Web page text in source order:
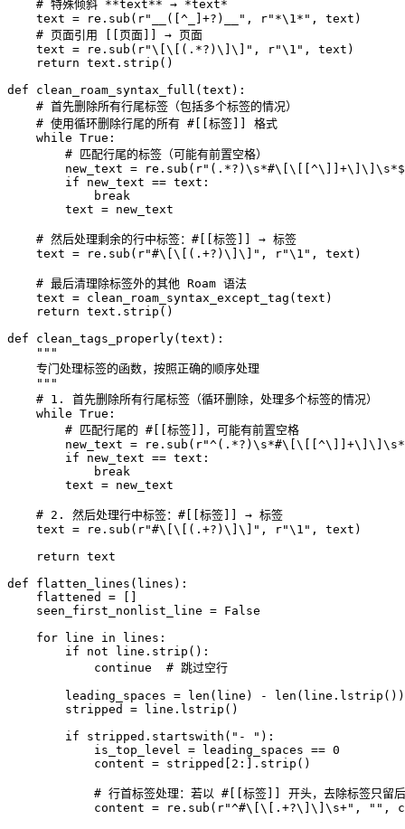
    # 特殊倾斜 **text** → *text*
    text = re.sub(r"__([^_]+?)__", r"*\1*", text)
    # 页面引用 [[页面]] → 页面
    text = re.sub(r"\[\[(.*?)\]\]", r"\1", text)
    return text.strip()
def clean_roam_syntax_full(text):
    # 首先删除所有行尾标签（包括多个标签的情况）
    # 使用循环删除行尾的所有 #[[标签]] 格式
    while True:
        # 匹配行尾的标签（可能有前置空格）
new_text =
        if new_text == text:
            break
        text = new_text
    # 然后处理剩余的行中标签：#[[标签]] → 标签
    text = re.sub(r"#\[\[(.+?)\]\]", r"\1", text)
    # 最后清理除标签外的其他 Roam 语法
    text = clean_roam_syntax_except_tag(text)
    return text.strip()
def clean_tags_properly(text):
    """
    专门处理标签的函数，按照正确的顺序处理
    """
    # 1. 首先删除所有行尾标签（循环删除，处理多个标签的情况）
    while True:
        # 匹配行尾的 #[[标签]]，可能有前置空格
new_text =
        if new_text == text:
            break
        text = new_text
    # 2. 然后处理行中标签：#[[标签]] → 标签
    text = re.sub(r"#\[\[(.+?)\]\]", r"\1", text)
    return text
def flatten_lines(lines):
    flattened = []
    seen_first_nonlist_line = False
    for line in lines:
        if not line.strip():
            continue  # 跳过空行
        leading_spaces = len(line) - len(line.lstrip())
        stripped = line.lstrip()
        if stripped.startswith("- "):
            is_top_level = leading_spaces == 0
            content = stripped[2:].strip()
# 行首标签处理：若以 #[[标签]] 开头，去除标签只留
content = re.sub(r"^#\[\[.+?\]\]\s+", "",